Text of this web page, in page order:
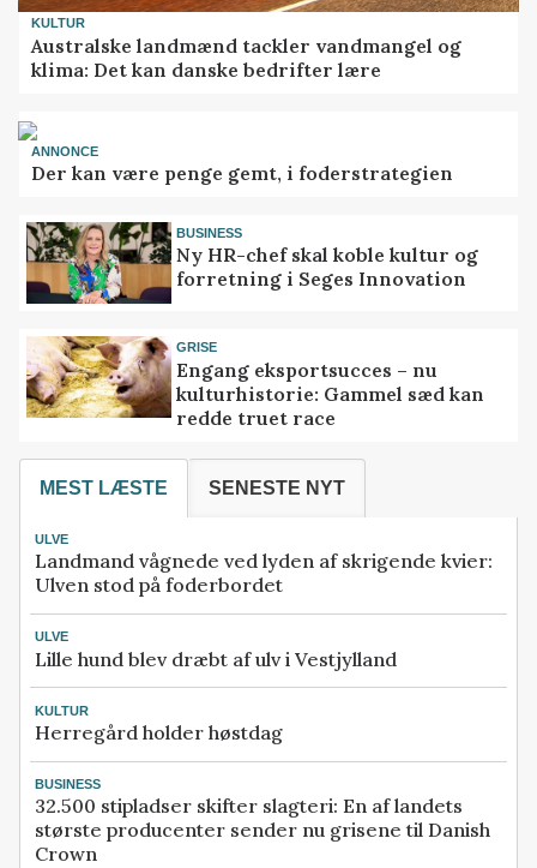
KULTUR
Australske landmænd tackler vandmangel og
klima: Det kan danske bedrifter lære
ANNONCE
Der kan være penge gemt, i foderstrategien
BUSINESS
Ny HR-chef skal koble kultur og
forretning i Seges Innovation
GRISE
Engang eksportsucces – nu
kulturhistorie: Gammel sæd kan
redde truet race
MEST LÆSTE SENESTE NYT
ULVE
Landmand vågnede ved lyden af skrigende kvier:
Ulven stod på foderbordet
ULVE
Lille hund blev dræbt af ulv i Vestjylland
KULTUR
Herregård holder høstdag
BUSINESS
32.500 stipladser skifter slagteri: En af landets
største producenter sender nu grisene til Danish
Crown